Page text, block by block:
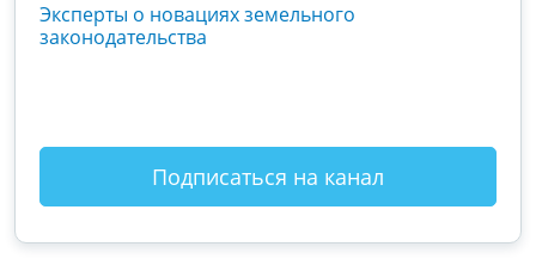
Эксперты о новациях земельного
законодательства
Подписаться на канал